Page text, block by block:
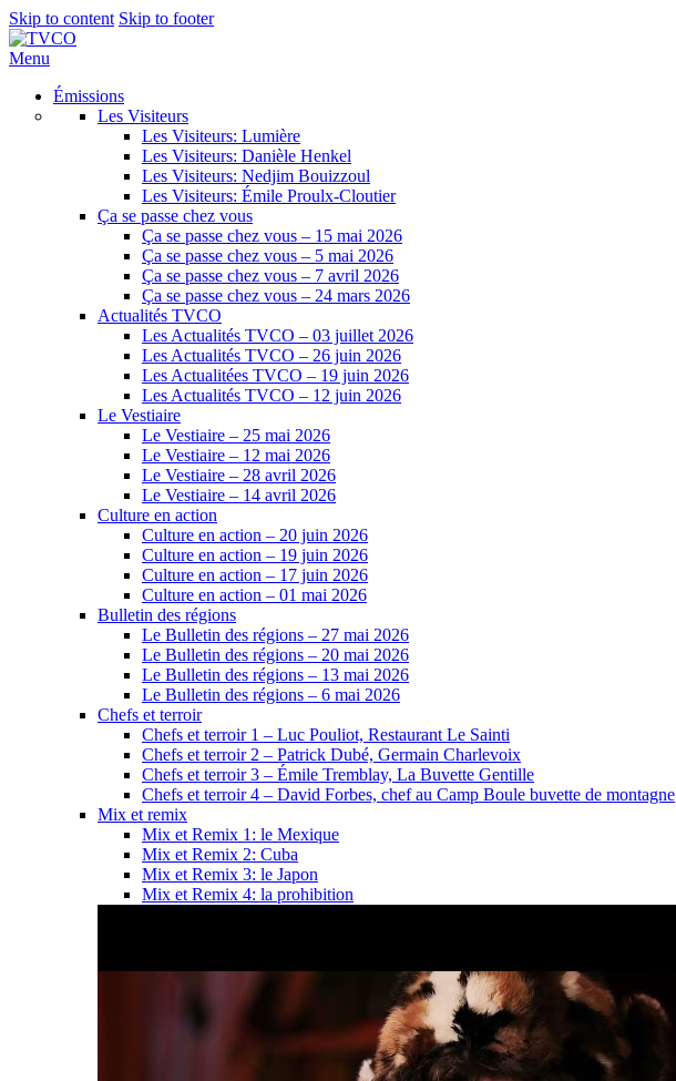
Skip to content Skip to footer
Menu
Émissions
Les Visiteurs
Les Visiteurs: Lumière
Les Visiteurs: Danièle Henkel
Les Visiteurs: Nedjim Bouizzoul
Les Visiteurs: Émile Proulx-Cloutier
Ça se passe chez vous
Ça se passe chez vous – 15 mai 2026
Ça se passe chez vous – 5 mai 2026
Ça se passe chez vous – 7 avril 2026
Ça se passe chez vous – 24 mars 2026
Actualités TVCO
Les Actualités TVCO – 03 juillet 2026
Les Actualités TVCO – 26 juin 2026
Les Actualitées TVCO – 19 juin 2026
Les Actualités TVCO – 12 juin 2026
Le Vestiaire
Le Vestiaire – 25 mai 2026
Le Vestiaire – 12 mai 2026
Le Vestiaire – 28 avril 2026
Le Vestiaire – 14 avril 2026
Culture en action
Culture en action – 20 juin 2026
Culture en action – 19 juin 2026
Culture en action – 17 juin 2026
Culture en action – 01 mai 2026
Bulletin des régions
Le Bulletin des régions – 27 mai 2026
Le Bulletin des régions – 20 mai 2026
Le Bulletin des régions – 13 mai 2026
Le Bulletin des régions – 6 mai 2026
Chefs et terroir
Chefs et terroir 1 – Luc Pouliot, Restaurant Le Sainti
Chefs et terroir 2 – Patrick Dubé, Germain Charlevoix
Chefs et terroir 3 – Émile Tremblay, La Buvette Gentille
Chefs et terroir 4 – David Forbes, chef au Camp Boule buvette de montagne
Mix et remix
Mix et Remix 1: le Mexique
Mix et Remix 2: Cuba
Mix et Remix 3: le Japon
Mix et Remix 4: la prohibition